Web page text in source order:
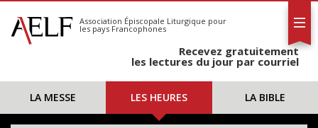
S'abonner
Calendrier
Association Épiscopale Liturgique pour
les pays Francophones
Recevez gratuitement
les lectures du jour par courriel
LA MESSE LES HEURES LA BIBLE